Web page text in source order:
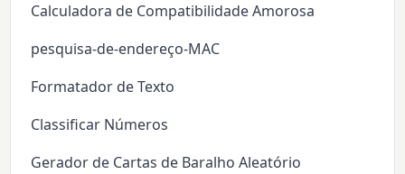
Calculadora de Compatibilidade Amorosa
pesquisa-de-endereço-MAC
Formatador de Texto
Classificar Números
Gerador de Cartas de Baralho Aleatório